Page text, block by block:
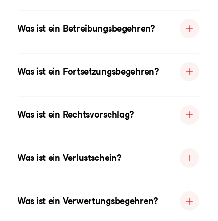
Was ist ein Betreibungsbegehren?
Was ist ein Fortsetzungsbegehren?
Was ist ein Rechtsvorschlag?
Was ist ein Verlustschein?
Was ist ein Verwertungsbegehren?